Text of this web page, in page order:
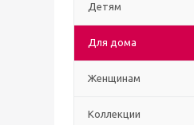
Детям
Для дома
Женщинам
Коллекции